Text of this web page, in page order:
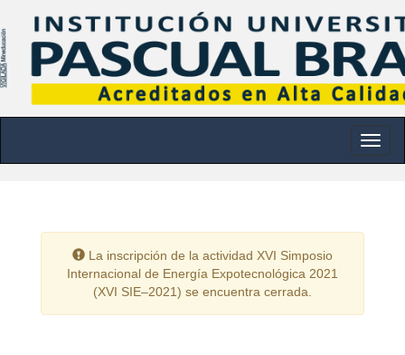
Toggle
La inscripción de la actividad XVI Simposio
Internacional de Energía Expotecnológica 2021
(XVI SIE–2021) se encuentra cerrada.